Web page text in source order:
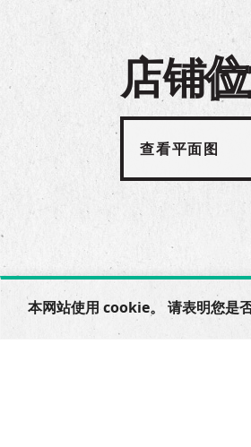
本网站使用 cookie。 请表明您是
店铺
查看平面图